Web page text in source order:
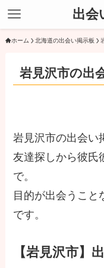
出会
ホーム 北海道の出会い掲示板
岩見沢市の出
岩見沢市の出会い
友達探しから彼氏
で。
目的が出会うこと
です。
【岩見沢市】